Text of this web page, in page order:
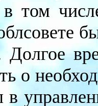
в том
Долгое
о
в